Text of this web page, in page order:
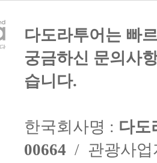
다도라투어는 빠
궁금하신 문의사
습니다.
한국회사명 : 다도
00664 / 관광사